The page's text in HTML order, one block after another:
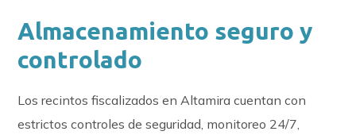
Almacenamiento seguro y
controlado
Los recintos fiscalizados en Altamira cuentan con
estrictos controles de seguridad, monitoreo 24/7,